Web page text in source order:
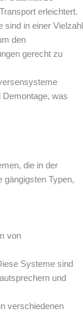
erleichtert.
sind in einer Vielzahl
den
gerecht zu
Demontage, was
die in der
gängigsten Typen,
von
Systeme sind
und
verschiedenen